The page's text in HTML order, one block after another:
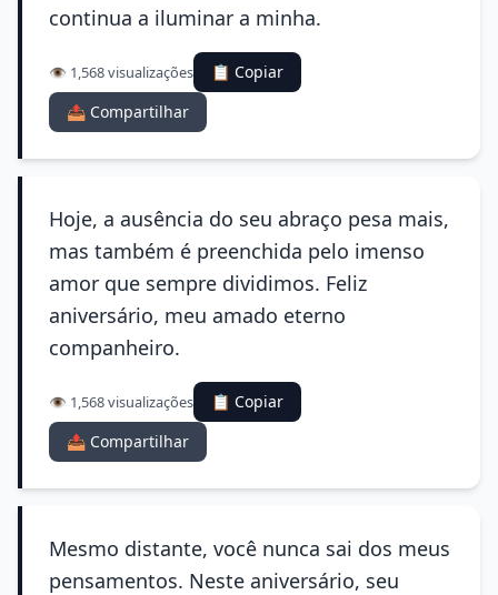
continua a iluminar a minha.
👁️ 1,568 visualizações
📋 Copiar
📤 Compartilhar
Hoje, a ausência do seu abraço pesa mais,
mas também é preenchida pelo imenso
amor que sempre dividimos. Feliz
aniversário, meu amado eterno
companheiro.
👁️ 1,568 visualizações
📋 Copiar
📤 Compartilhar
Mesmo distante, você nunca sai dos meus
pensamentos. Neste aniversário, seu